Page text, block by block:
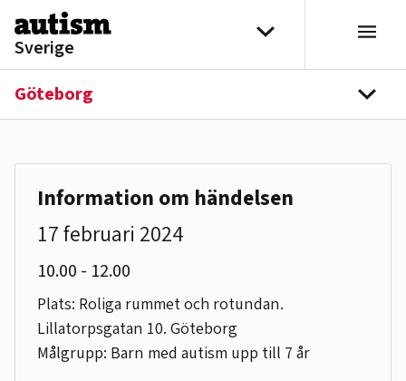
Hoppa till innehåll
Sverige
Välj distrikt
Göteborg
Information om händelsen
17 februari 2024
10.00 till
- 12.00
Plats: Roliga rummet och rotundan.
Lillatorpsgatan 10. Göteborg
Målgrupp: Barn med autism upp till 7 år